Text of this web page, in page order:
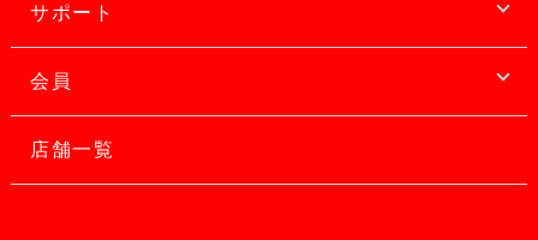
サポート
会員
店舗一覧